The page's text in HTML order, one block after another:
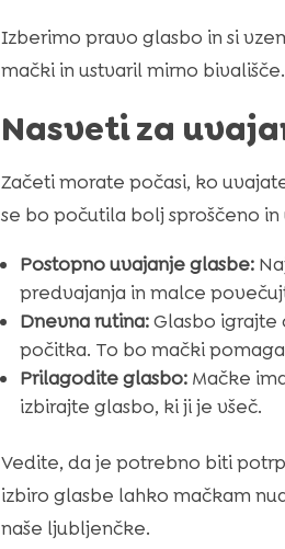
Izberimo pravo glasbo in si
mački in ustvaril mirno bivališče.
Nasveti za
Začeti morate počasi, ko
se bo počutila bolj sproščeno
Postopno uvajanje glasbe:
predvajanja in malce
Dnevna rutina:Glasbo igrajte
počitka. To bo mački
Prilagodite glasbo:Mačke
izbirajte glasbo, ki ji je všeč.
Vedite, da je potrebno biti
izbiro glasbe lahko mačkam
naše ljubljenčke.